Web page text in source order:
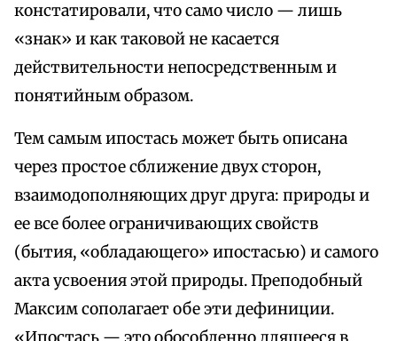
констатировали, что само число — лишь
«знак» и как таковой не касается
действительности непосредственным и
понятийным образом.
Тем самым ипостась может быть описана
через простое сближение двух сторон,
взаимодополняющих друг друга: природы и
ее все более ограничивающих свойств
(бытия, «обладающего» ипостасью) и самого
акта усвоения этой природы. Преподобный
Максим сополагает обе эти дефиниции.